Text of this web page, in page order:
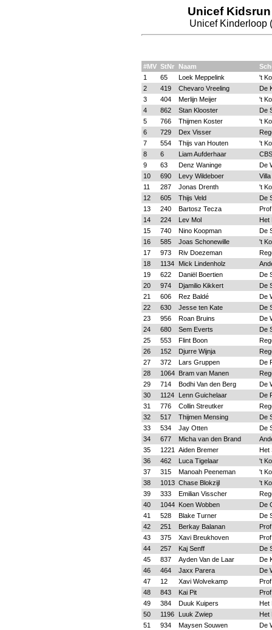
Unicef
Unicef Kinderloop
#MV StNr Naam
1
65 Loek Meppelink
't
2
419 Chevaro Vreeling
De
3
404 Merlijn Meijer
't
4
862 Stan Klooster
De
5
766 Thijmen Koster
't
6
729 Dex Visser
7
554 Thijs van Houten
't
8
6 Liam Aufderhaar
9
63 Denz Waninge
De
10
690 Levy Wildeboer
11
287 Jonas Drenth
't
12
605 Thijs Veld
De
13
240 Bartosz Tecza
14
224 Lev Mol
Het
15
740 Nino Koopman
De
16
585 Joas Schonewille
't
17
973 Riv Doezeman
18
1134 Mick Lindenholz
19
622 Daniël Boertien
De
20
974 Djamilio Kikkert
De
21
606 Rez Baldé
De
22
630 Jesse ten Kate
De
23
956 Roan Bruins
De
24
680 Sem Everts
De
25
553 Flint Boon
26
152 Djurre Wijnja
27
372 Lars Gruppen
De
28
1064 Bram van Manen
29
714 Bodhi Van den Berg
De
30
1124 Lenn Guichelaar
De
31
776 Collin Streutker
32
517 Thijmen Mensing
De
33
534 Jay Otten
De
34
677 Micha van den Brand
35
1221 Aiden Bremer
Het
36
462 Luca Tigelaar
't
37
315 Manoah Peeneman
't
38
1013 Chase Blokzijl
't
39
333 Emilian Visscher
40
1044 Koen Wobben
De
41
528 Blake Turner
De
42
251 Berkay Balanan
43
375 Xavi Breukhoven
44
257 Kaj Senff
De
45
837 Ayden Van de Laar
De
46
464 Jaxx Parera
De
47
12 Xavi Wolvekamp
48
843 Kai Pit
49
384 Duuk Kuipers
Het
50
1196 Luuk Zwiep
Het
51
934 Maysen Souwen
De